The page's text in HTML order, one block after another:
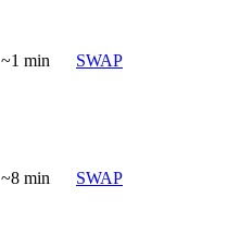
~1 min SWAP
~8 min SWAP